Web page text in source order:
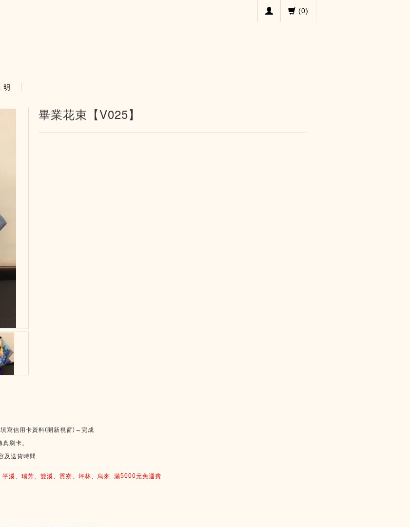
(0)
明
畢業花束【V025】
寫信用卡資料(開新視窗) → 完成
刷卡。
及送貨時間
溪、瑞芳、雙溪、貢寮、坪林、烏來 滿5000元免運費